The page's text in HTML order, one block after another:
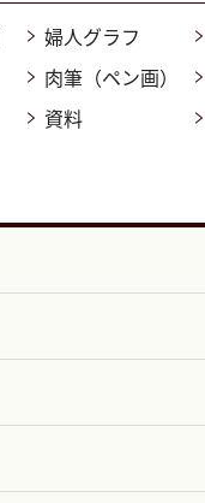
婦人グラフ
肉筆（ペン画）
資料